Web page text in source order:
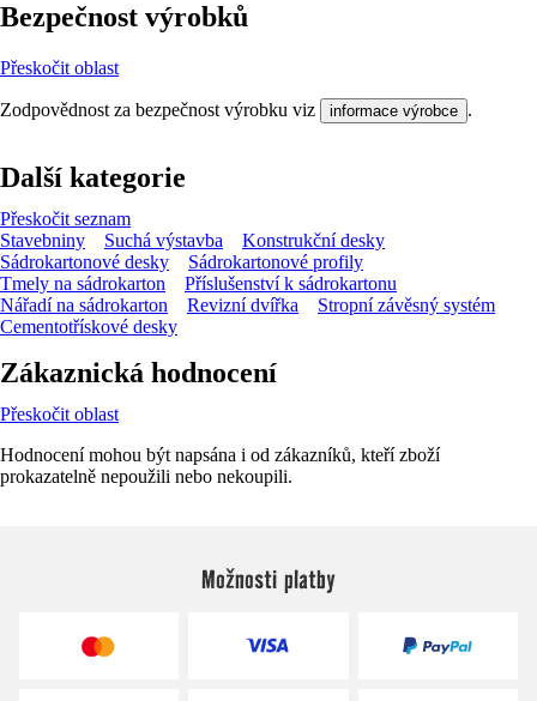
Bezpečnost výrobků
Přeskočit oblast
Zodpovědnost za bezpečnost výrobku viz informace výrobce .
Další kategorie
Přeskočit seznam
Stavebniny
Suchá výstavba
Konstrukční desky
Sádrokartonové desky
Sádrokartonové profily
Tmely na sádrokarton
Příslušenství k sádrokartonu
Nářadí na sádrokarton
Revizní dvířka
Stropní závěsný systém
Cementotřískové desky
Zákaznická hodnocení
Přeskočit oblast
Hodnocení mohou být napsána i od zákazníků, kteří zboží
prokazatelně nepoužili nebo nekoupili.
Možnosti platby